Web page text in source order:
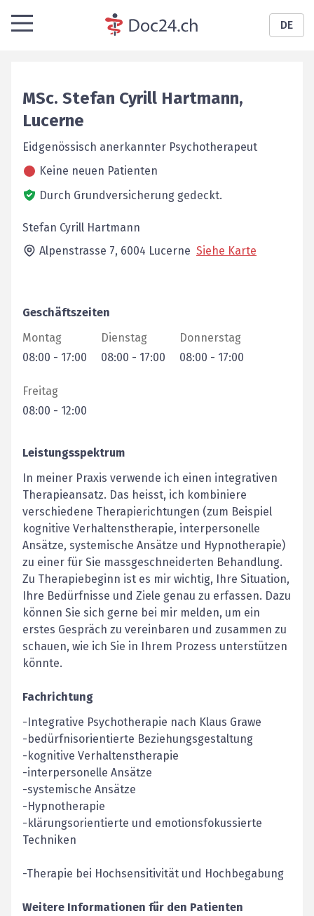
DE
MSc. Stefan Cyrill Hartmann,
Lucerne
Eidgenössisch anerkannter Psychotherapeut
Keine neuen Patienten
Durch Grundversicherung gedeckt.
Stefan Cyrill Hartmann
Alpenstrasse 7, 6004 Lucerne Siehe Karte
Geschäftszeiten
Montag
08:00 - 17:00
Dienstag
08:00 - 17:00
Donnerstag
08:00 - 17:00
Freitag
08:00 - 12:00
Leistungsspektrum
In meiner Praxis verwende ich einen integrativen
Therapieansatz. Das heisst, ich kombiniere
verschiedene Therapierichtungen (zum Beispiel
kognitive Verhaltenstherapie, interpersonelle
Ansätze, systemische Ansätze und Hypnotherapie)
zu einer für Sie massgeschneiderten Behandlung.
Zu Therapiebeginn ist es mir wichtig, Ihre Situation,
Ihre Bedürfnisse und Ziele genau zu erfassen. Dazu
können Sie sich gerne bei mir melden, um ein
erstes Gespräch zu vereinbaren und zusammen zu
schauen, wie ich Sie in Ihrem Prozess unterstützen
könnte.
Fachrichtung
-Integrative Psychotherapie nach Klaus Grawe
-bedürfnisorientierte Beziehungsgestaltung
-kognitive Verhaltenstherapie
-interpersonelle Ansätze
-systemische Ansätze
-Hypnotherapie
-klärungsorientierte und emotionsfokussierte
Techniken
-Therapie bei Hochsensitivität und Hochbegabung
Weitere Informationen für den Patienten